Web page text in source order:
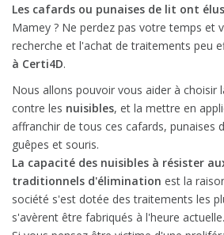
Les cafards ou punaises de lit ont
Mamey ? Ne perdez pas votre temps et
recherche et l'achat de traitements peu
à Certi4D.
Nous allons pouvoir vous aider à choisir
contre les nuisibles, et la mettre en
affranchir de tous ces cafards, punaises
guêpes et souris.
La capacité des nuisibles à résister
traditionnels d'élimination est la
société s'est dotée des traitements les
s'avèrent être fabriqués à l'heure actuelle.